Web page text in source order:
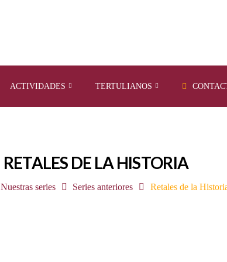
ACTIVIDADES TERTULIANOS
RETALES DE LA HISTORIA
Nuestras series Series anteriores Retales de la